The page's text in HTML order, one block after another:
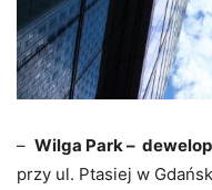
– Wilga Park –
przy ul. Ptasiej w